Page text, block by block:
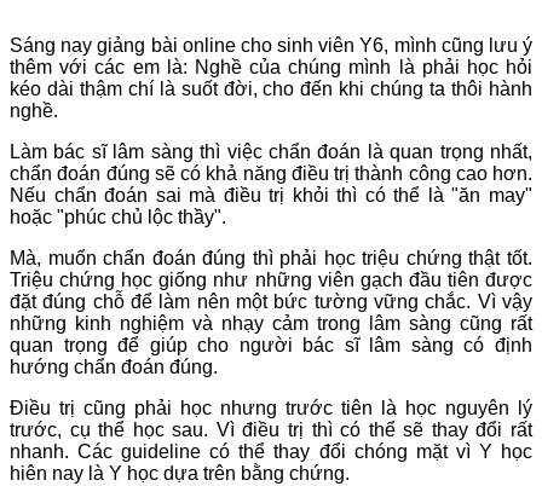
Sáng nay giảng bài online cho sinh viên Y6, mình cũng lưu ý
thêm với các em là: Nghề của chúng mình là phải học hỏi
kéo dài thậm chí là suốt đời, cho đến khi chúng ta thôi hành
nghề.
Làm bác sĩ lâm sàng thì việc chẩn đoán là quan trọng nhất,
chẩn đoán đúng sẽ có khả năng điều trị thành công cao hơn.
Nếu chẩn đoán sai mà điều trị khỏi thì có thể là "ăn may"
hoặc "phúc chủ lộc thầy".
Mà, muốn chẩn đoán đúng thì phải học triệu chứng thật tốt.
Triệu chứng học giống như những viên gạch đầu tiên được
đặt đúng chỗ để làm nên một bức tường vững chắc. Vì vậy
những kinh nghiệm và nhạy cảm trong lâm sàng cũng rất
quan trọng để giúp cho người bác sĩ lâm sàng có định
hướng chẩn đoán đúng.
Điều trị cũng phải học nhưng trước tiên là học nguyên lý
trước, cụ thể học sau. Vì điều trị thì có thể sẽ thay đổi rất
nhanh. Các guideline có thể thay đổi chóng mặt vì Y học
hiên nay là Y học dựa trên bằng chứng.